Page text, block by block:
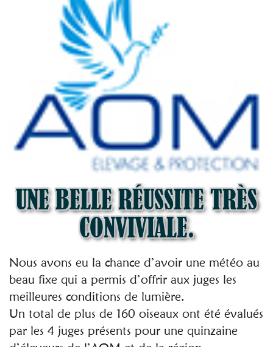
UNE BELLE RÉUSSITE TRÈS
CONVIVIALE.
Nous avons eu la chance d’avoir une météo au
beau fixe qui a permis d’offrir aux juges les
meilleures conditions de lumière.
Un total de plus de 160 oiseaux ont été évalués
par les 4 juges présents pour une quinzaine